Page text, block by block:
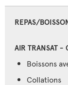
REPAS/
Boissons
Collations